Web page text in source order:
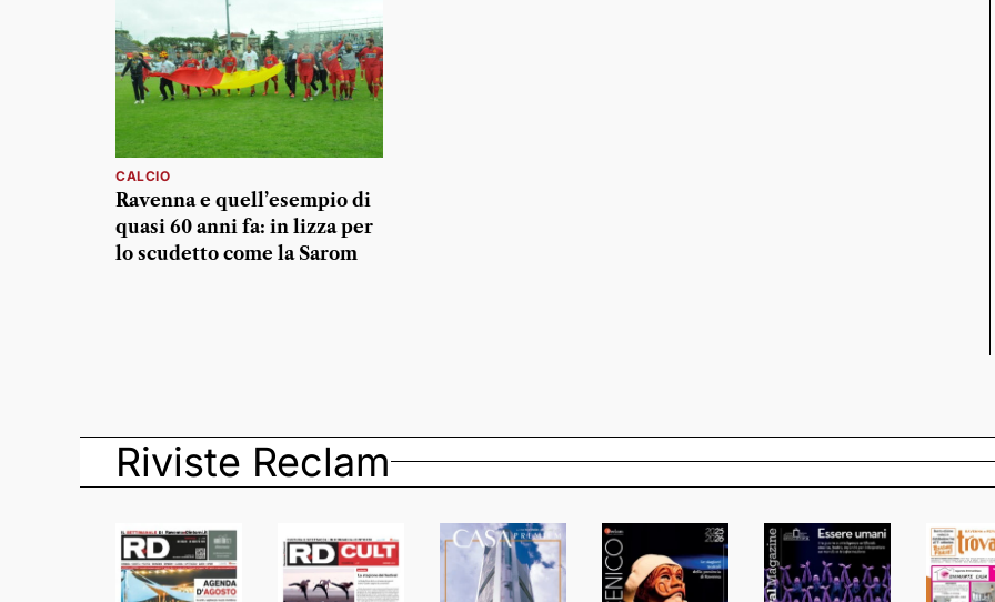
CALCIO
Ravenna e quell’esempio di
quasi 60 anni fa: in lizza per
lo scudetto come la Sarom
Riviste Reclam